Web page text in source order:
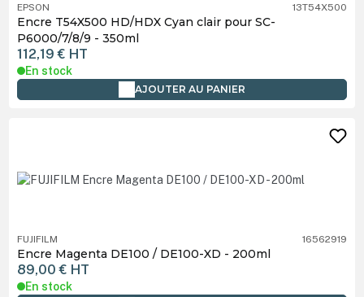
EPSON 13T54X500
Encre T54X500 HD/HDX Cyan clair pour SC-
P6000/7/8/9 - 350ml
112,19 € HT
En stock
AJOUTER AU PANIER
FUJIFILM 16562919
Encre Magenta DE100 / DE100-XD - 200ml
89,00 € HT
En stock